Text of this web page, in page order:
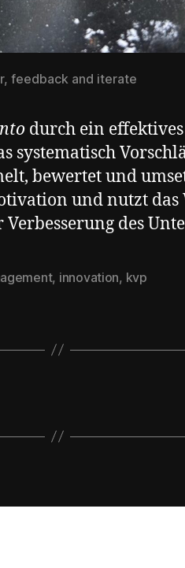
feedback and iterate
durch ein effektives
systematisch
bewertet und
und nutzt das
des
, innovation, kvp